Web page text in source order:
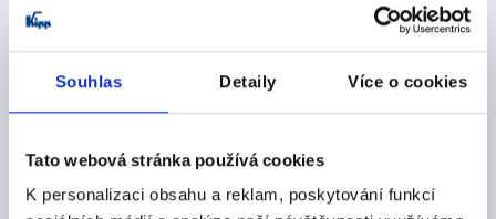
Souhlas Detaily Více o cookies
Tato webová stránka používá cookies
K personalizaci obsahu a reklam, poskytování funkcí
CZK269.98
bez DPH
DETAILY
K1113